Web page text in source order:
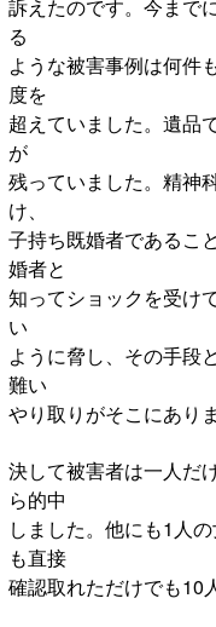
訴えたのです。今まで
る
ような被害事例は何件
度を
超えていました。遺品
が
残っていました。精神
け、
子持ち既婚者であるこ
婚者と
知ってショックを受け
い
ように脅し、その手段
難い
やり取りがそこにあり
決して被害者は一人だ
ら的中
しました。他にも1人
も直接
確認取れただけでも10